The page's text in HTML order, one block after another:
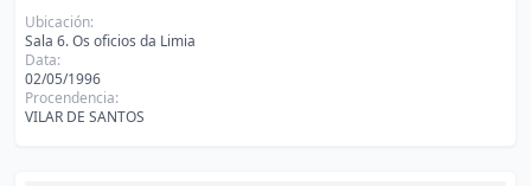
Ubicación:
Sala 6. Os oficios da Limia
Data:
02/05/1996
Procendencia:
VILAR DE SANTOS